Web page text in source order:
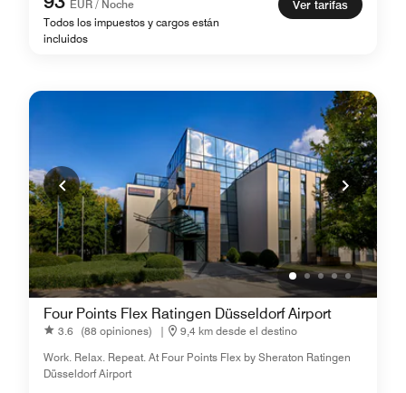
EUR / Noche
Todos los impuestos y cargos están
incluidos
Ver tarifas
Four Points Flex Ratingen Düsseldorf Airport
3.6 (88 opiniones) |
9,4 km desde el destino
Work. Relax. Repeat. At Four Points Flex by Sheraton Ratingen
Düsseldorf Airport